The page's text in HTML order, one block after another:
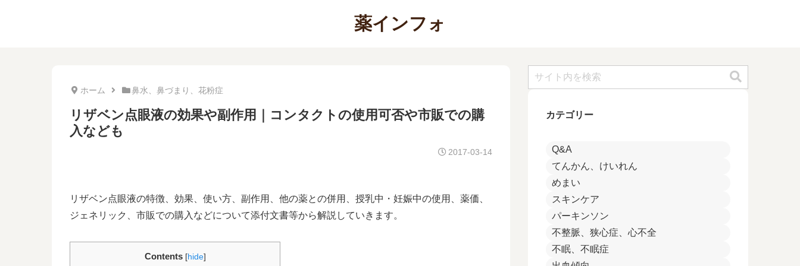
薬インフォ
ホーム 鼻水、鼻づまり、花粉症
リザベン点眼液の効果や副作用｜コンタクトの使用可否や市販での購
入なども
2017-03-14
リザベン点眼液の特徴、効果、使い方、副作用、他の薬との併用、授乳中・妊娠中の使用、薬価、
ジェネリック、市販での購入などについて添付文書等から解説していきます。
Contents [hide]
カテゴリー
Q&A
てんかん、けいれん
めまい
スキンケア
パーキンソン
不整脈、狭心症、心不全
不眠、不眠症